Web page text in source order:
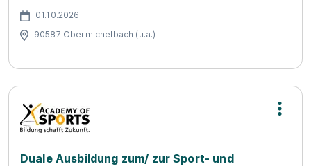
01.10.2026
90587 Obermichelbach (u.a.)
Duale Ausbildung zum/ zur Sport- und